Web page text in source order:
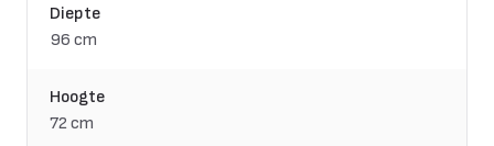
Diepte
96 cm
Hoogte
72 cm